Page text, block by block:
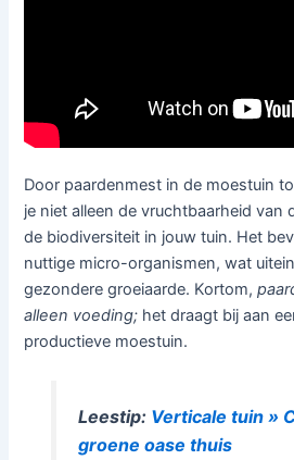
Door paardenmest in de moestuin
je niet alleen de vruchtbaarheid van
de biodiversiteit in jouw tuin. Het
nuttige micro-organismen, wat
gezondere groeiaarde. Kortom,
alleen voeding; het draagt bij aan
productieve moestuin.
Leestip: Verticale tuin »
groene oase thuis